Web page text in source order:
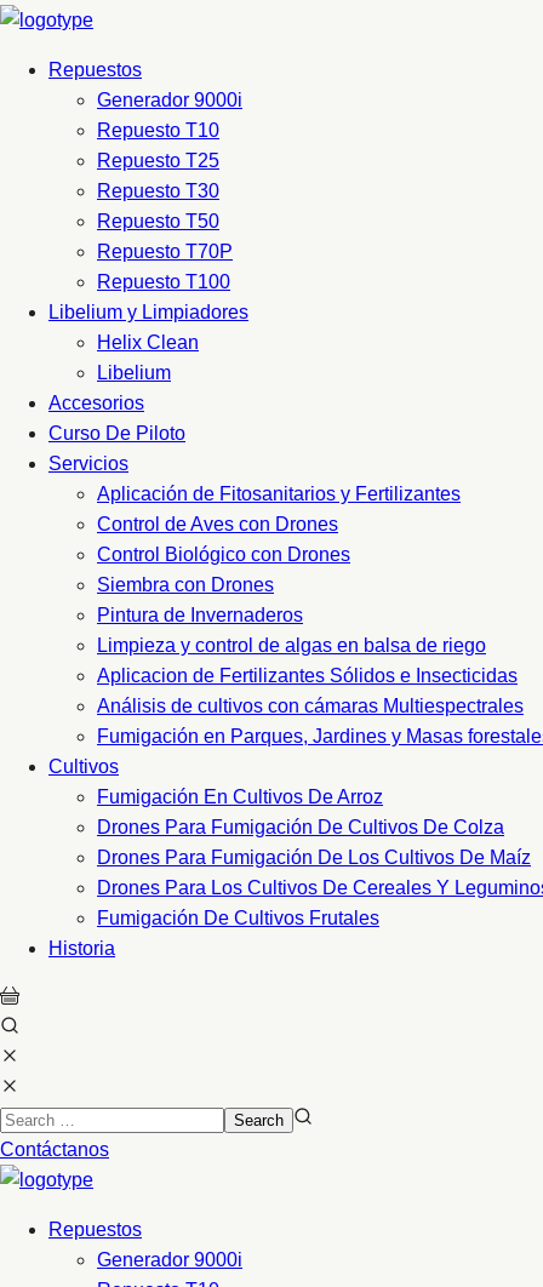
Repuestos
Generador 9000i
Repuesto T10
Repuesto T25
Repuesto T30
Repuesto T50
Repuesto T70P
Repuesto T100
Libelium y Limpiadores
Helix Clean
Libelium
Accesorios
Curso De Piloto
Servicios
Aplicación de Fitosanitarios y Fertilizantes
Control de Aves con Drones
Control Biológico con Drones
Siembra con Drones
Pintura de Invernaderos
Limpieza y control de algas en balsa de riego
Aplicacion de Fertilizantes Sólidos e Insecticidas
Análisis de cultivos con cámaras Multiespectrales
Fumigación en Parques, Jardines y Masas
Cultivos
Fumigación En Cultivos De Arroz
Drones Para Fumigación De Cultivos De Colza
Drones Para Fumigación De Los Cultivos De Maíz
Drones Para Los Cultivos De Cereales Y
Fumigación De Cultivos Frutales
Historia
Contáctanos
Repuestos
Generador 9000i